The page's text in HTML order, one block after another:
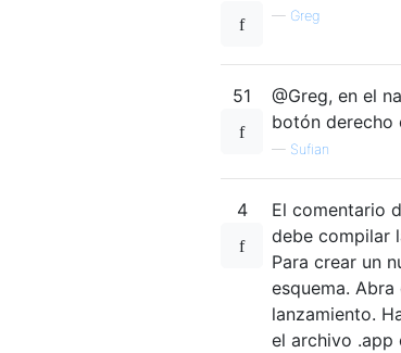
— Greg
51
@Greg, en el
botón derecho
— Sufian
4
El comentario
debe compilar
Para crear un
esquema.
lanzamiento.
el archivo .app